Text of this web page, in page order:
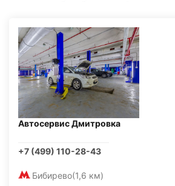
Автосервис Дмитровка
+7 (499) 110-28-43
Бибирево(1,6 км)